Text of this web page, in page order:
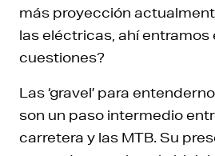
más proyección
las eléctricas, ahí entramos
cuestiones?
Las ‘gravel’ para
son un paso intermedio
carretera y las MTB. Su